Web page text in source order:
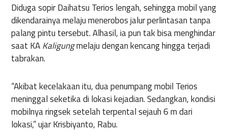
Diduga sopir Daihatsu Terios lengah, sehingga mobil yang
dikendarainya melaju menerobos jalur perlintasan tanpa
palang pintu tersebut. Alhasil, ia pun tak bisa menghindar
saat KAKaligungmelaju dengan kencang hingga terjadi
tabrakan.
“Akibat kecelakaan itu, dua penumpang mobil Terios
meninggal seketika di lokasi kejadian. Sedangkan, kondisi
mobilnya ringsek setelah terpental sejauh 6 m dari
lokasi,” ujar Krisbiyanto, Rabu.